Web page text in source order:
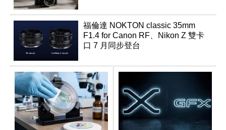
福倫達 NOKTON classic 35mm
F1.4 for Canon RF、Nikon Z 雙卡
口 7 月同步登台